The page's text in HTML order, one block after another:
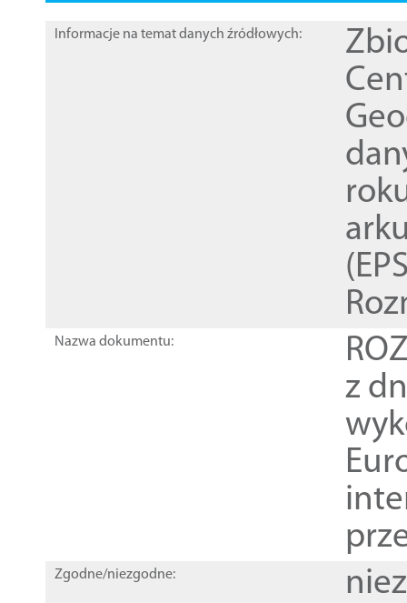
Informacje na temat danych źródłowych:
Nazwa dokumentu:
z
Zgodne/niezgodne: